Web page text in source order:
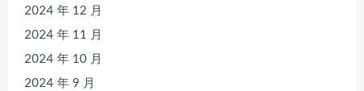
2024 年 12 月
2024 年 11 月
2024 年 10 月
2024 年 9 月